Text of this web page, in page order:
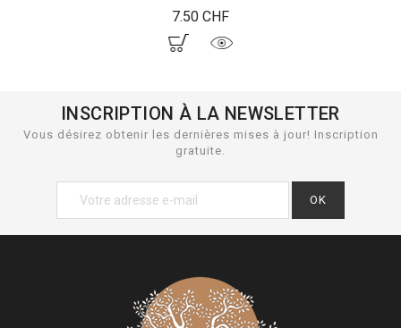
7.50 CHFPrix
INSCRIPTION À LA NEWSLETTER
Vous désirez obtenir les dernières mises à jour! Inscription
gratuite.